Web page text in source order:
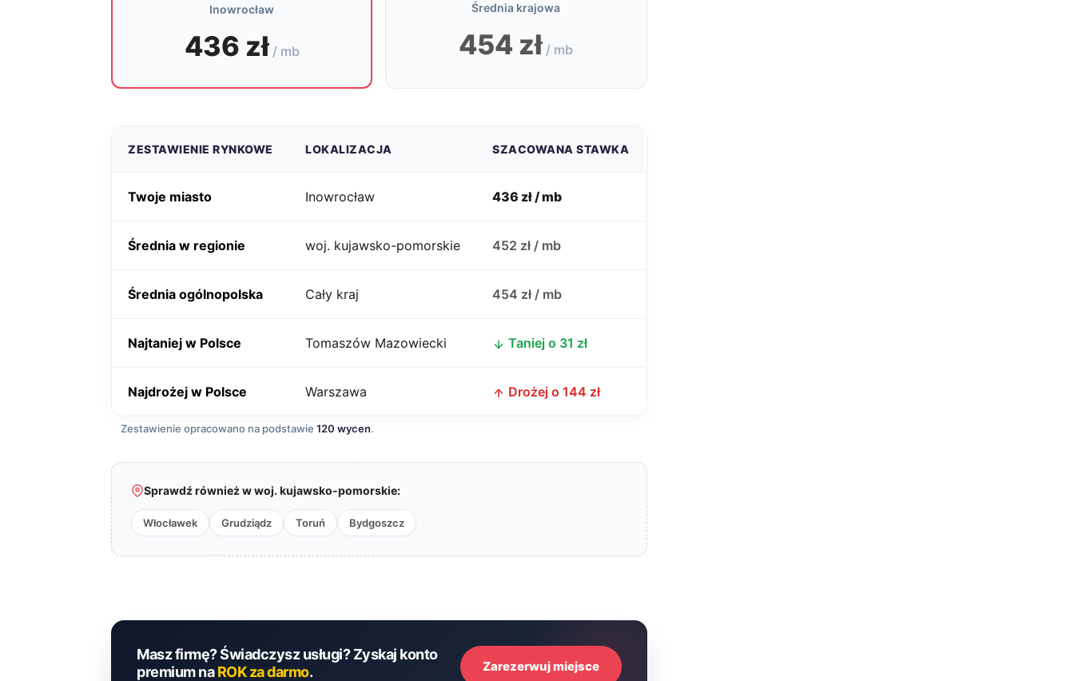
Inowrocław
436 zł / mb
Średnia krajowa
454 zł / mb
ZESTAWIENIE RYNKOWE LOKALIZACJA SZACOWANA STAWKA
Twoje miasto Inowrocław 436 zł / mb
Średnia w regionie woj. kujawsko-pomorskie 452 zł / mb
Średnia ogólnopolska Cały kraj 454 zł / mb
Najtaniej w Polsce Tomaszów Mazowiecki Taniej o 31 zł
Najdrożej w Polsce Warszawa Drożej o 144 zł
Zestawienie opracowano na podstawie 120 wycen.
Sprawdź również w woj. kujawsko-pomorskie:
Włocławek Grudziądz Toruń Bydgoszcz
Masz firmę? Świadczysz usługi? Zyskaj konto
premium naROK za darmo. Zarezerwuj miejsce